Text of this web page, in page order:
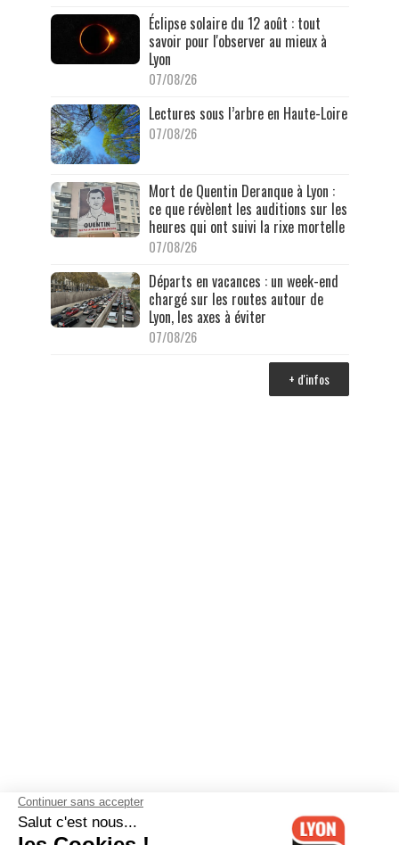
Éclipse solaire du 12 août : tout
savoir pour l'observer au mieux à
Lyon
07/08/26
Lectures sous l’arbre en Haute-Loire
07/08/26
Mort de Quentin Deranque à Lyon :
ce que révèlent les auditions sur les
heures qui ont suivi la rixe mortelle
07/08/26
Départs en vacances : un week-end
chargé sur les routes autour de
Lyon, les axes à éviter
07/08/26
+ d'infos